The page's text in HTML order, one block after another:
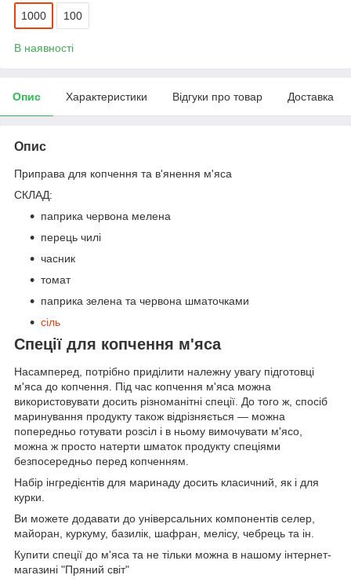
1000 100
В наявності
Опис Характеристики Відгуки про товар Доставка
Опис
Приправа для копчення та в'янення м'яса
СКЛАД:
паприка червона мелена
перець чилі
часник
томат
паприка зелена та червона шматочками
сіль
Спеції для копчення м'яса
Насамперед, потрібно приділити належну увагу підготовці
м'яса до копчення. Під час копчення м'яса можна
використовувати досить різноманітні спеції. До того ж, спосіб
маринування продукту також відрізняється — можна
попередньо готувати розсіл і в ньому вимочувати м'ясо,
можна ж просто натерти шматок продукту спеціями
безпосередньо перед копченням.
Набір інгредієнтів для маринаду досить класичний, як і для
курки.
Ви можете додавати до універсальних компонентів селер,
майоран, куркуму, базилік, шафран, мелісу, чебрець та ін.
Купити спеції до м'яса та не тільки можна в нашому інтернет-
магазині "Пряний світ"